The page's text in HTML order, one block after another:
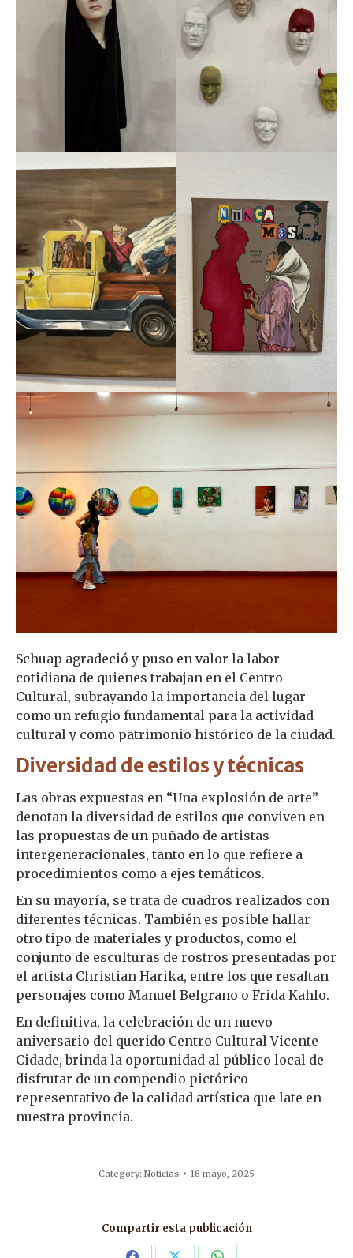
Schuap agradeció y puso en valor la labor
cotidiana de quienes trabajan en el Centro
Cultural, subrayando la importancia del lugar
como un refugio fundamental para la actividad
cultural y como patrimonio histórico de la ciudad.
Diversidad de estilos y técnicas
Las obras expuestas en “Una explosión de arte”
denotan la diversidad de estilos que conviven en
las propuestas de un puñado de artistas
intergeneracionales, tanto en lo que refiere a
procedimientos como a ejes temáticos.
En su mayoría, se trata de cuadros realizados con
diferentes técnicas. También es posible hallar
otro tipo de materiales y productos, como el
conjunto de esculturas de rostros presentadas por
el artista Christian Harika, entre los que resaltan
personajes como Manuel Belgrano o Frida Kahlo.
En definitiva, la celebración de un nuevo
aniversario del querido Centro Cultural Vicente
Cidade, brinda la oportunidad al público local de
disfrutar de un compendio pictórico
representativo de la calidad artística que late en
nuestra provincia.
Category: Noticias 18 mayo, 2025
Compartir esta publicación